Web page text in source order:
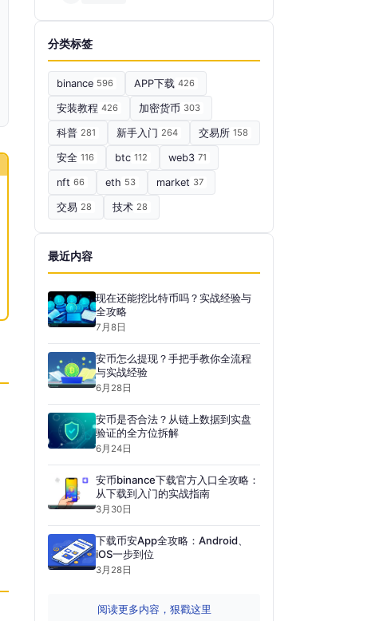
分类标签
binance 596 APP下载 426
安装教程 426 加密货币 303
科普 281 新手入门 264 交易所 158
安全 116 btc 112 web3 71
nft 66 eth 53 market 37
交易 28 技术 28
最近内容
现在还能挖比特币吗？实战经验与
全攻略
7月8日
安币怎么提现？手把手教你全流程
与实战经验
6月28日
安币是否合法？从链上数据到实盘
验证的全方位拆解
6月24日
安币binance下载官方入口全攻略：
从下载到入门的实战指南
3月30日
下载币安App全攻略：Android、
iOS一步到位
3月28日
阅读更多内容，狠戳这里